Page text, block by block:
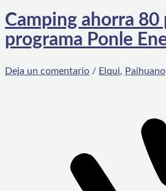
Camping ahorra
programa Ponle
Deja un comentario / Elqui, Paihuano